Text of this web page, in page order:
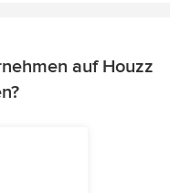
auf Houzz